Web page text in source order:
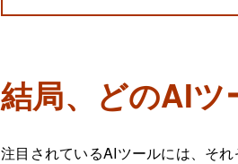
結局、どのAI
注目されているAIツールには、そ